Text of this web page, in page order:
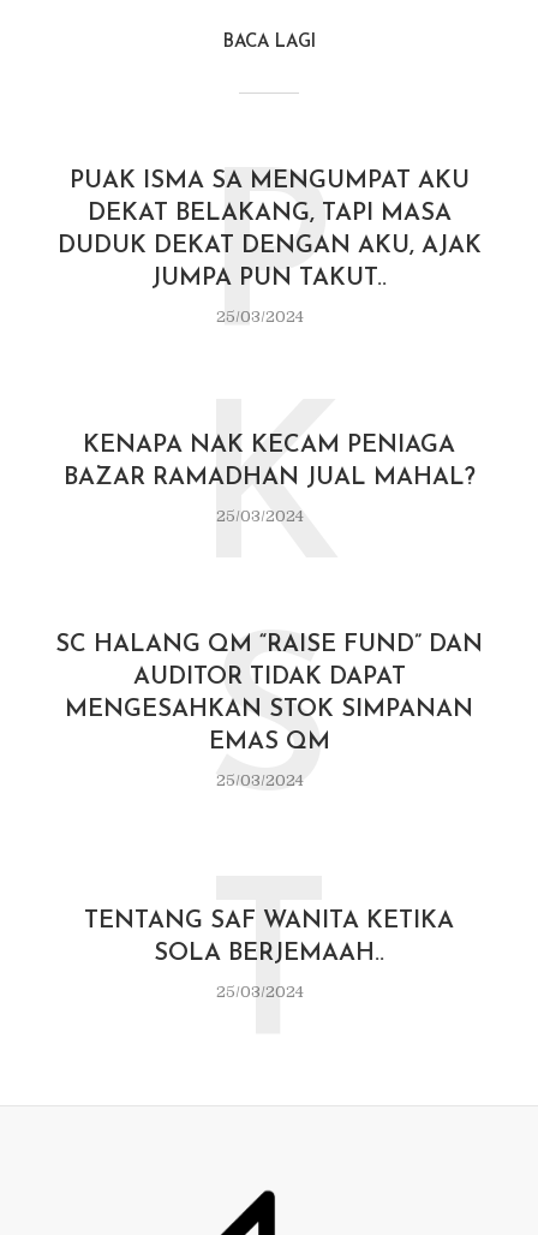
BACA LAGI
PUAK ISMA SA MENGUMPAT AKU
DEKAT BELAKANG, TAPI MASA
DUDUK DEKAT DENGAN AKU, AJAK
JUMPA PUN TAKUT..
25/03/2024
P
KENAPA NAK KECAM PENIAGA
BAZAR RAMADHAN JUAL MAHAL?
25/03/2024
K
SC HALANG QM “RAISE FUND” DAN
AUDITOR TIDAK DAPAT
MENGESAHKAN STOK SIMPANAN
EMAS QM
25/03/2024
S
TENTANG SAF WANITA KETIKA
SOLA BERJEMAAH..
25/03/2024
T